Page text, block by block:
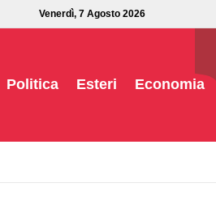
Venerdì, 7 Agosto 2026
Politica Esteri Economia